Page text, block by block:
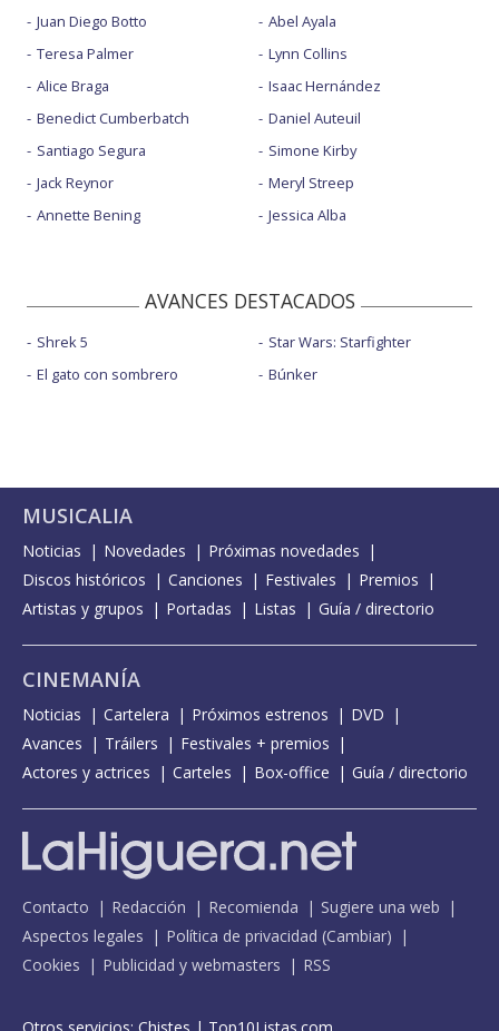
Juan Diego Botto
Teresa Palmer
Alice Braga
Benedict Cumberbatch
Santiago Segura
Jack Reynor
Annette Bening
Abel Ayala
Lynn Collins
Isaac Hernández
Daniel Auteuil
Simone Kirby
Meryl Streep
Jessica Alba
AVANCES DESTACADOS
Shrek 5
El gato con sombrero
Star Wars: Starfighter
Búnker
MUSICALIA
Noticias Novedades
Próximas novedades
Discos históricos
Canciones Festivales
Premios
Artistas y grupos
Portadas Listas Guía / directorio
CINEMANÍA
Noticias Cartelera Próximos estrenos
DVD
Avances
Tráilers
Festivales + premios
Actores y actrices
Carteles Box-office Guía / directorio
Contacto Redacción Recomienda
Sugiere una web
Aspectos legales
Política de privacidad (Cambiar)
Cookies
Publicidad y webmasters RSS